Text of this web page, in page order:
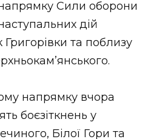
Сили оборони
дій
Григорівки та поблизу
напрямку вчора
боєзіткнень у
Білої Гори та